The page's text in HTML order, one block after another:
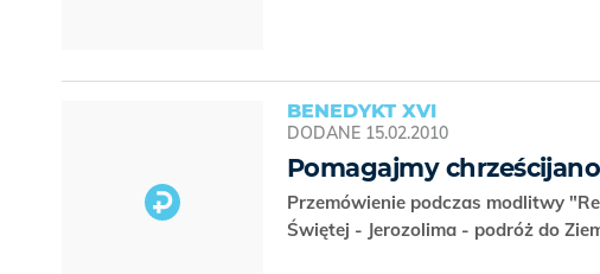
BENEDYKT XVI
DODANE 15.02.2010
Pomagajmy
Przemówienie podczas modlitwy
Świętej - Jerozolima - podróż do